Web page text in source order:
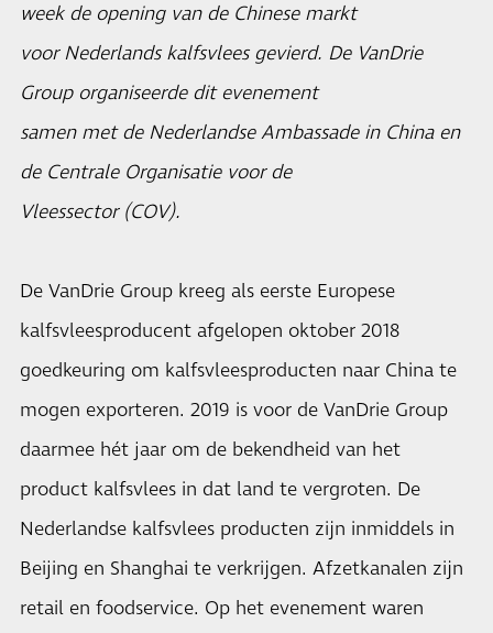
week de opening van de Chinese markt
voor Nederlands kalfsvlees gevierd. De VanDrie
Group organiseerde dit evenement
samen met de Nederlandse Ambassade in China en
de Centrale Organisatie voor de
Vleessector (COV).
De VanDrie Group kreeg als eerste Europese
kalfsvleesproducent afgelopen oktober 2018
goedkeuring om kalfsvleesproducten naar China te
mogen exporteren. 2019 is voor de VanDrie Group
daarmee hét jaar om de bekendheid van het
product kalfsvlees in dat land te vergroten. De
Nederlandse kalfsvlees producten zijn inmiddels in
Beijing en Shanghai te verkrijgen. Afzetkanalen zijn
retail en foodservice. Op het evenement waren